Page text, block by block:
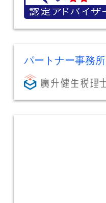
パートナー事務所